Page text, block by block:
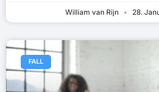
William van Rijn 28.
FALL